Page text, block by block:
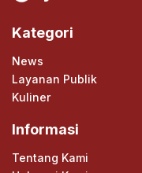
Kategori
News
Layanan Publik
Kuliner
Informasi
Tentang Kami